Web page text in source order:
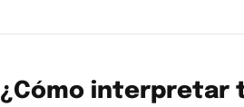
¿Cómo interpretar